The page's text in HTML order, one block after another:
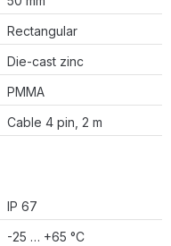
Rectangular
Die-cast zinc
PMMA
Cable 4 pin, 2 m
IP 67
-25 … +65 °C